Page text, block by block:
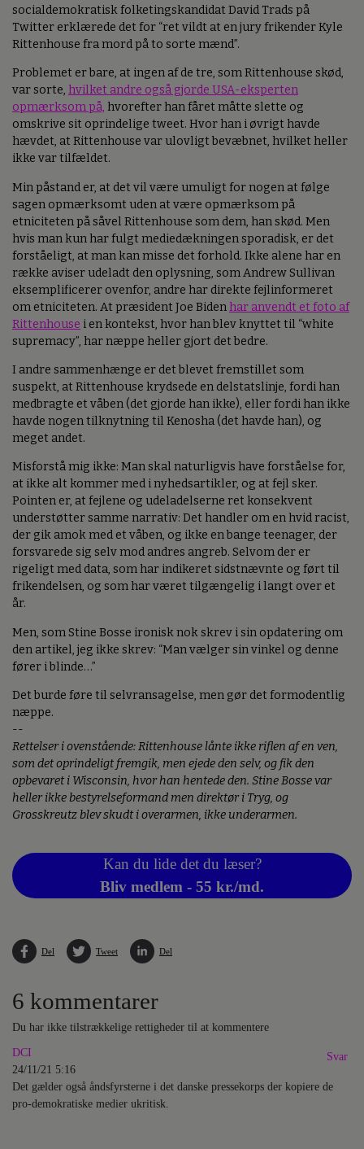
socialdemokratisk folketingskandidat David Trads på
Twitter erklærede det for “ret vildt at en jury frikender Kyle
Rittenhouse fra mord på to sorte mænd”.
Problemet er bare, at ingen af de tre, som Rittenhouse skød,
var sorte, hvilket andre også gjorde USA-eksperten
opmærksom på, hvorefter han fåret måtte slette og
omskrive sit oprindelige tweet. Hvor han i øvrigt havde
hævdet, at Rittenhouse var ulovligt bevæbnet, hvilket heller
ikke var tilfældet.
Min påstand er, at det vil være umuligt for nogen at følge
sagen opmærksomt uden at være opmærksom på
etniciteten på såvel Rittenhouse som dem, han skød. Men
hvis man kun har fulgt mediedækningen sporadisk, er det
forståeligt, at man kan misse det forhold. Ikke alene har en
række aviser udeladt den oplysning, som Andrew Sullivan
eksemplificerer ovenfor, andre har direkte fejlinformeret
om etniciteten. At præsident Joe Bidenhar anvendt et foto af
Rittenhouse i en kontekst, hvor han blev knyttet til “white
supremacy”, har næppe heller gjort det bedre.
I andre sammenhænge er det blevet fremstillet som
suspekt, at Rittenhouse krydsede en delstatslinje, fordi han
medbragte et våben (det gjorde han ikke), eller fordi han ikke
havde nogen tilknytning til Kenosha (det havde han), og
meget andet.
Misforstå mig ikke: Man skal naturligvis have forståelse for,
at ikke alt kommer med i nyhedsartikler, og at fejl sker.
Pointen er, at fejlene og udeladelserne ret konsekvent
understøtter samme narrativ: Det handler om en hvid racist,
der gik amok med et våben, og ikke en bange teenager, der
forsvarede sig selv mod andres angreb. Selvom der er
rigeligt med data, som har indikeret sidstnævnte og ført til
frikendelsen, og som har været tilgængelig i langt over et
år.
Men, som Stine Bosse ironisk nok skrev i sin opdatering om
den artikel, jeg ikke skrev: “Man vælger sin vinkel og denne
fører i blinde…”
Det burde føre til selvransagelse, men gør det formodentlig
næppe.
--
Rettelser i ovenstående: Rittenhouse lånte ikke riflen af en ven,
som det oprindeligt fremgik, men ejede den selv, og fik den
opbevaret i Wisconsin, hvor han hentede den. Stine Bosse var
heller ikke bestyrelseformand men direktør i Tryg, og
Grosskreutz blev skudt i overarmen, ikke underarmen.
Kan du lide det du læser?
Bliv medlem - 55 kr./md.
Del Tweet Del
6 kommentarer
Du har ikke tilstrækkelige rettigheder til at kommentere
DCI
24/11/21 5:16
Det gælder også åndsfyrsterne i det danske pressekorps der kopiere de
pro-demokratiske medier ukritisk.
Svar